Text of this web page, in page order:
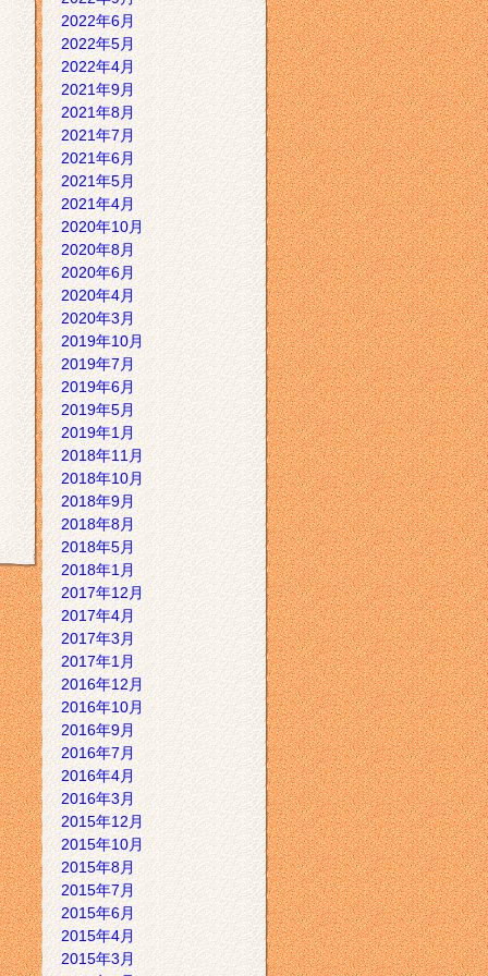
2022年6月
2022年5月
2022年4月
2021年9月
2021年8月
2021年7月
2021年6月
2021年5月
2021年4月
2020年10月
2020年8月
2020年6月
2020年4月
2020年3月
2019年10月
2019年7月
2019年6月
2019年5月
2019年1月
2018年11月
2018年10月
2018年9月
2018年8月
2018年5月
2018年1月
2017年12月
2017年4月
2017年3月
2017年1月
2016年12月
2016年10月
2016年9月
2016年7月
2016年4月
2016年3月
2015年12月
2015年10月
2015年8月
2015年7月
2015年6月
2015年4月
2015年3月